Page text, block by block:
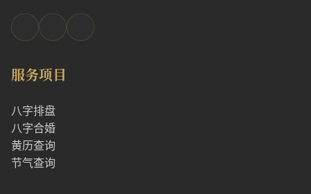
服务项目
八字排盘
八字合婚
黄历查询
节气查询